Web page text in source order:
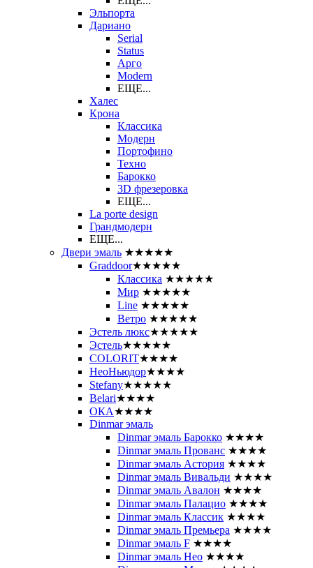
Эльпорта
Дариано
Serial
Status
Арго
Modern
ЕЩЕ...
Халес
Крона
Классика
Модерн
Портофино
Техно
Барокко
3D фрезеровка
ЕЩЕ...
La porte design
Грандмодерн
ЕЩЕ...
Двери эмаль ★★★★★
Graddoor★★★★★
Классика ★★★★★
Мир ★★★★★
Line ★★★★★
Ветро ★★★★★
Эстель люкс★★★★★
Эстель★★★★★
COLORIT★★★★
НеоНьюдор★★★★
Stefany★★★★★
Belari★★★★
ОКА★★★★
Dinmar эмаль
Dinmar эмаль Барокко ★★★★
Dinmar эмаль Прованс ★★★★
Dinmar эмаль Астория ★★★★
Dinmar эмаль Вивальди ★★★★
Dinmar эмаль Авалон ★★★★
Dinmar эмаль Палацио ★★★★
Dinmar эмаль Классик ★★★★
Dinmar эмаль Премьера ★★★★
Dinmar эмаль F ★★★★
Dinmar эмаль Нео ★★★★